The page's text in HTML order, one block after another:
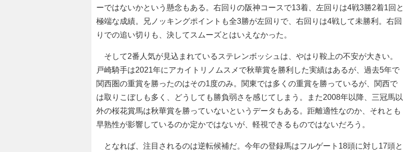
ーではないかという懸念もある。右回りの阪神コースで13着、左回りは4戦3勝2着1回と
極端な成績。兄ノッキングポイントも全3勝が左回りで、右回りは4戦して未勝利。右回
りでの追い切りも、決してスムーズとはいえなかった。
そして2番人気が見込まれているステレンボッシュは、やはり鞍上の不安が大きい。
戸崎騎手は2021年にアカイトリノムスメで秋華賞を勝利した実績はあるが、過去5年で
関西圏の重賞を勝ったのはその1度のみ。関東では多くの重賞を勝っているが、関西で
は取りこぼしも多く、どうしても勝負弱さを感じてしまう。また2008年以降、三冠馬以
外の桜花賞馬は秋華賞を勝っていないというデータもある。距離適性なのか、それとも
早熟性が影響しているのか定かではないが、軽視できるものではないだろう。
となれば、注目されるのは逆転候補だ。今年の登録馬はフルゲート18頭に対し17頭と